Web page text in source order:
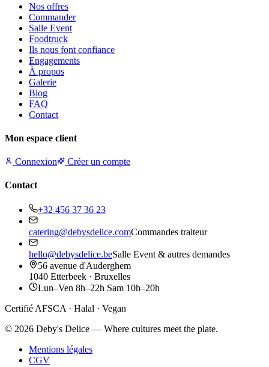
Nos offres
Commander
Salle Event
Foodtruck
Ils nous font confiance
Engagements
À propos
Galerie
Blog
FAQ
Contact
Mon espace client
Connexion Créer un compte
Contact
+32 456 37 36 23
catering@debysdelice.comCommandes traiteur
hello@debysdelice.beSalle Event & autres demandes
56 avenue d'Auderghem
1040 Etterbeek · Bruxelles
Lun–Ven 8h–22h Sam 10h–20h
Certifié AFSCA · Halal · Vegan
© 2026 Deby's Delice — Where cultures meet the plate.
Mentions légales
CGV